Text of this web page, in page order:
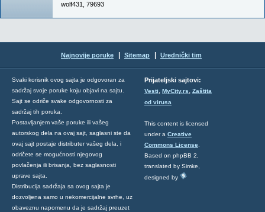
wolf431
79693
Najnovije poruke Sitemap Urednički tim
Svaki korisnik ovog sajta je odgovoran za
sadržaj svoje poruke koju objavi na sajtu.
Sajt se odriče svake odgovornosti za
sadržaj tih poruka.
Postavljanjem vaše poruke ili vašeg
autorskog dela na ovaj sajt, saglasni ste da
ovaj sajt postaje distributer vašeg dela, i
odričete se mogućnosti njegovog
povlačenja ili brisanja, bez saglasnosti
uprave sajta.
Distribucija sadržaja sa ovog sajta je
dozvoljena samo u nekomercijalne svrhe, uz
obaveznu napomenu da je sadržaj preuzet
Prijateljski sajtovi:
Vesti, MyCity.rs, Zaštita
od virusa
This content is licensed
under a Creative
Commons License
Based on phpBB 2,
translated by Simke,
designed by